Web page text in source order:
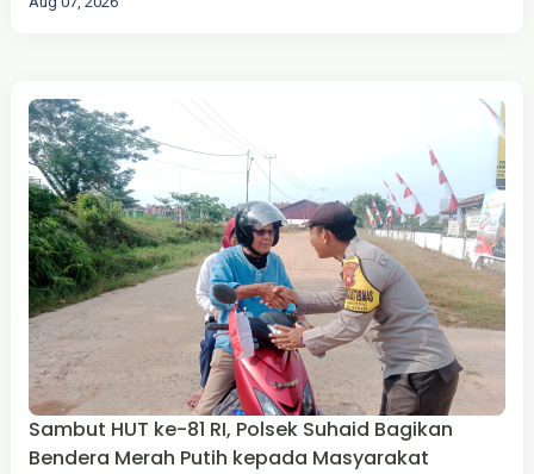
Sambut HUT ke-81 RI, Polsek Suhaid Bagikan
Bendera Merah Putih kepada Masyarakat